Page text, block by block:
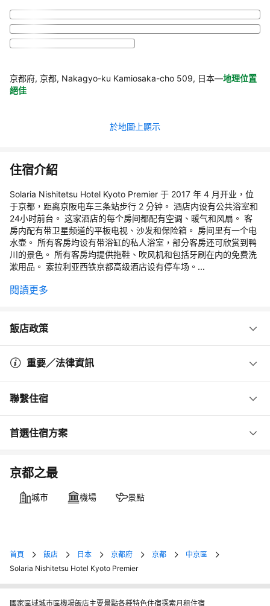
京都府, 京都, Nakagyo-ku Kamiosaka-cho 509, 日本—地理位置
絕佳
於地圖上顯示
住宿介紹
Solaria Nishitetsu Hotel Kyoto Premier 于 2017 年 4 月开业，位
于京都，距离京阪电车三条站步行 2 分钟。 酒店内设有公共浴室和
24小时前台。 这家酒店的每个房间都配有空调、暖气和风扇。 客
房内配有带卫星频道的平板电视、沙发和保险箱。 房间里有一个电
水壶。 所有客房均设有带浴缸的私人浴室，部分客房还可欣赏到鸭
川的景色。 所有客房均提供拖鞋、吹风机和包括牙刷在内的免费洗
漱用品。 索拉利亚西铁京都高级酒店设有停车场。...
閱讀更多
飯店政策
重要／法律資訊
聯繫住宿
首選住宿方案
京都之最
城市 機場 景點
首頁 飯店 日本 京都府 京都
中京區
Solaria Nishitetsu Hotel Kyoto Premier
國家區域城市區機場飯店主要景點各種特色住宿探索月租住宿